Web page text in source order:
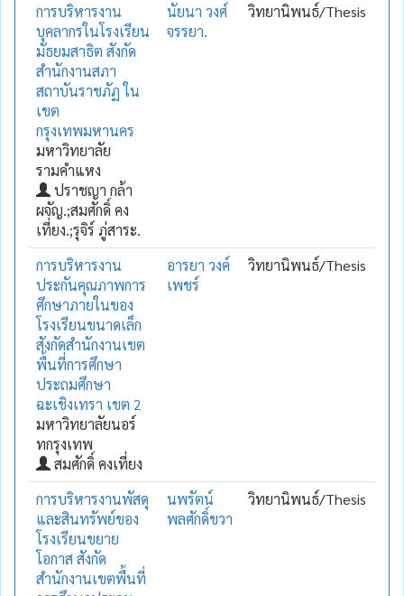
การบริหารงาน
บุคลากรในโรงเรียน
มัธยมสาธิต สังกัด
สำนักงานสภา
สถาบันราชภัฏ ใน
เขต
กรุงเทพมหานคร
มหาวิทยาลัย
รามคำแหง
ปราชญา กล้า
ผจัญ.;สมศักดิ์ คง
เที่ยง.;รุจิร์ ภู่สาระ.
นัยนา วงศ์
จรรยา.
วิทยานิพนธ์/Thesis
การบริหารงาน
ประกันคุณภาพการ
ศึกษาภายในของ
โรงเรียนขนาดเล็ก
สังกัดสำนักงานเขต
พื้นที่การศึกษา
ประถมศึกษา
ฉะเชิงเทรา เขต 2
มหาวิทยาลัยนอร์
ทกรุงเทพ
สมศักดิ์ คงเที่ยง
อารยา วงค์
เพชร์
วิทยานิพนธ์/Thesis
การบริหารงานพัสดุ
และสินทรัพย์ของ
โรงเรียนขยาย
โอกาส สังกัด
สำนักงานเขตพื้นที่
นพรัตน์
พลศักดิ์ขวา
วิทยานิพนธ์/Thesis